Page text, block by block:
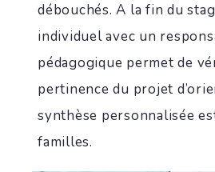
débouchés. A la fin du
individuel avec un
pédagogique permet de
pertinence du projet
synthèse personnalisée
familles.